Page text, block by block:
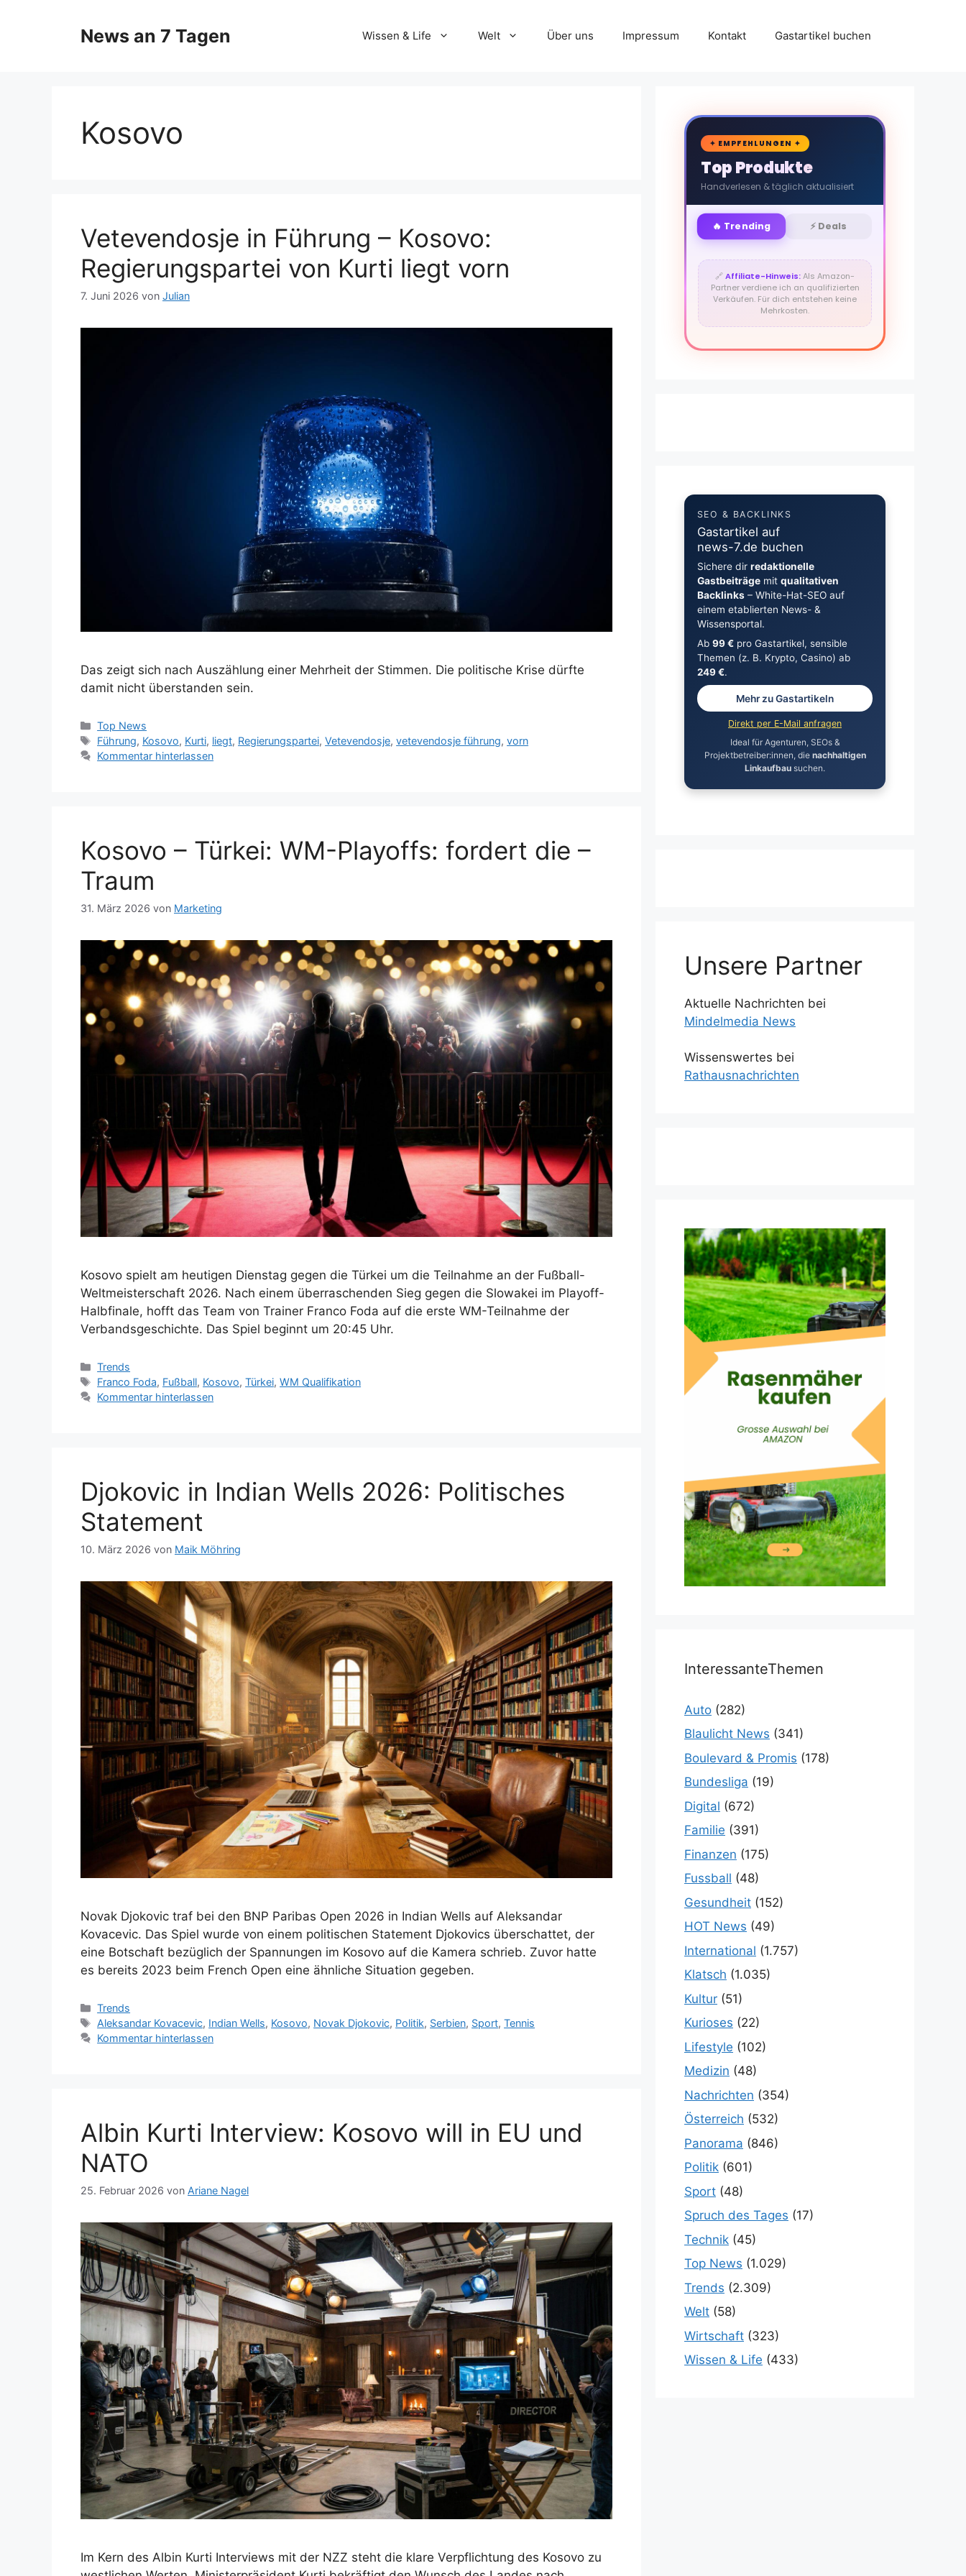
News an 7 Tagen Wissen & Life Welt Über uns Impressum Kontakt Gastartikel buchen
Kosovo
Vetevendosje in Führung – Kosovo:
Regierungspartei von Kurti liegt vorn
7. Juni 2026 von Julian
Das zeigt sich nach Auszählung einer Mehrheit der Stimmen. Die politische Krise dürfte
damit nicht überstanden sein.
Kategorien
Top News
Schlagwörter
Führung, Kosovo, Kurti, liegt, Regierungspartei,Vetevendosje,vetevendosje führung,vorn
Kommentar hinterlassen
Kosovo – Türkei: WM-Playoffs: fordert die –
Traum
31. März 2026 von Marketing
Kosovo spielt am heutigen Dienstag gegen die Türkei um die Teilnahme an der Fußball-
Weltmeisterschaft 2026. Nach einem überraschenden Sieg gegen die Slowakei im Playoff-
Halbfinale, hofft das Team von Trainer Franco Foda auf die erste WM-Teilnahme der
Verbandsgeschichte. Das Spiel beginnt um 20:45 Uhr.
Kategorien
Trends
Schlagwörter
Franco Foda, Fußball, Kosovo,Türkei,WM Qualifikation
Kommentar hinterlassen
Djokovic in Indian Wells 2026: Politisches
Statement
10. März 2026 von Maik Möhring
Novak Djokovic traf bei den BNP Paribas Open 2026 in Indian Wells auf Aleksandar
Kovacevic. Das Spiel wurde von einem politischen Statement Djokovics überschattet, der
eine Botschaft bezüglich der Spannungen im Kosovo auf die Kamera schrieb. Zuvor hatte
es bereits 2023 beim French Open eine ähnliche Situation gegeben.
Kategorien
Trends
Schlagwörter
Aleksandar Kovacevic, Indian Wells, Kosovo, Novak Djokovic, Politik, Serbien, Sport,Tennis
Kommentar hinterlassen
Albin Kurti Interview: Kosovo will in EU und
NATO
25. Februar 2026 von Ariane Nagel
Im Kern des Albin Kurti Interviews mit der NZZ steht die klare Verpflichtung des Kosovo zu
🛒
✦ EMPFEHLUNGEN ✦
Top Produkte
Handverlesen & täglich aktualisiert
🔥 Trending ⚡ Deals
🔗Affiliate-Hinweis:Als Amazon-
Partner verdiene ich an qualifizierten
Verkäufen. Für dich entstehen keine
Mehrkosten.
SEO & BACKLINKS
Gastartikel auf
news-7.de buchen
Sichere dir redaktionelle
Gastbeiträgemit qualitativen
Backlinks– White-Hat-SEO auf
einem etablierten News- &
Wissensportal.
Ab 99 €pro Gastartikel, sensible
Themen (z. B. Krypto, Casino) ab
249 €.
Mehr zu Gastartikeln
Direkt per E-Mail anfragen
Ideal für Agenturen, SEOs &
Projektbetreiber:innen, die nachhaltigen
Linkaufbau suchen.
Unsere Partner
Aktuelle Nachrichten bei
Mindelmedia News
Wissenswertes bei
Rathausnachrichten
InteressanteThemen
Auto (282)
Blaulicht News (341)
Boulevard & Promis (178)
Bundesliga (19)
Digital (672)
Familie (391)
Finanzen (175)
Fussball (48)
Gesundheit (152)
HOT News (49)
International (1.757)
Klatsch (1.035)
Kultur (51)
Kurioses (22)
Lifestyle (102)
Medizin (48)
Nachrichten (354)
Österreich (532)
Panorama (846)
Politik (601)
Sport (48)
Spruch des Tages (17)
Technik (45)
Top News (1.029)
Trends (2.309)
Welt (58)
Wirtschaft (323)
Wissen & Life (433)